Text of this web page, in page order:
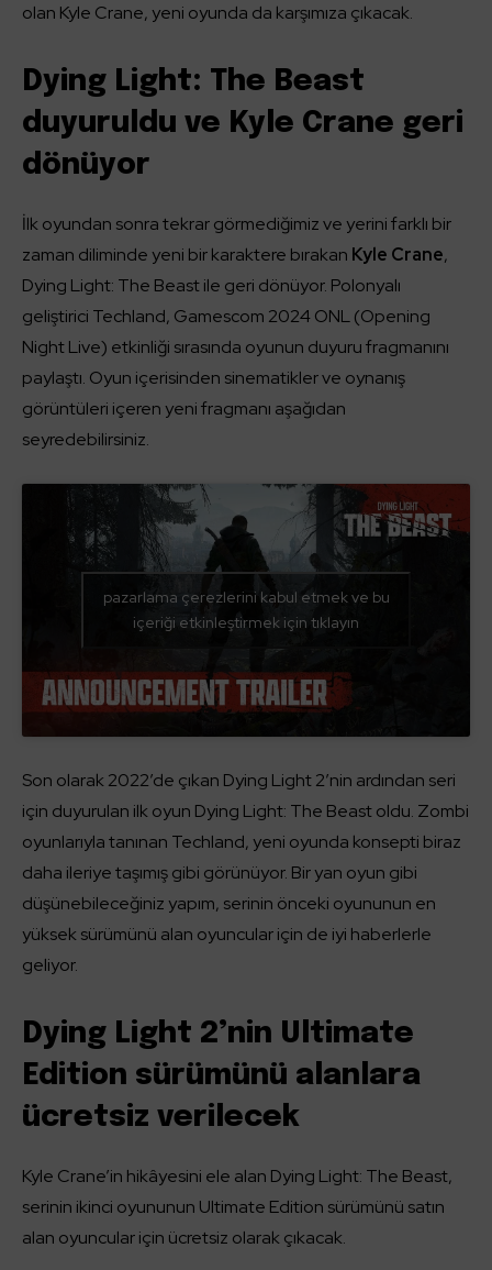
olan Kyle Crane, yeni oyunda da karşımıza çıkacak.
Dying Light: The Beast
duyuruldu ve Kyle Crane geri
dönüyor
İlk oyundan sonra tekrar görmediğimiz ve yerini farklı bir
zaman diliminde yeni bir karaktere bırakan Kyle Crane,
Dying Light: The Beast ile geri dönüyor. Polonyalı
geliştirici Techland, Gamescom 2024 ONL (Opening
Night Live) etkinliği sırasında oyunun duyuru fragmanını
paylaştı. Oyun içerisinden sinematikler ve oynanış
görüntüleri içeren yeni fragmanı aşağıdan
seyredebilirsiniz.
pazarlama çerezlerini kabul etmek ve bu
içeriği etkinleştirmek için tıklayın
Son olarak 2022’de çıkan Dying Light 2’nin ardından seri
için duyurulan ilk oyun Dying Light: The Beast oldu. Zombi
oyunlarıyla tanınan Techland, yeni oyunda konsepti biraz
daha ileriye taşımış gibi görünüyor. Bir yan oyun gibi
düşünebileceğiniz yapım, serinin önceki oyununun en
yüksek sürümünü alan oyuncular için de iyi haberlerle
geliyor.
Dying Light 2’nin Ultimate
Edition sürümünü alanlara
ücretsiz verilecek
Kyle Crane’in hikâyesini ele alan Dying Light: The Beast,
serinin ikinci oyununun Ultimate Edition sürümünü satın
alan oyuncular için ücretsiz olarak çıkacak.